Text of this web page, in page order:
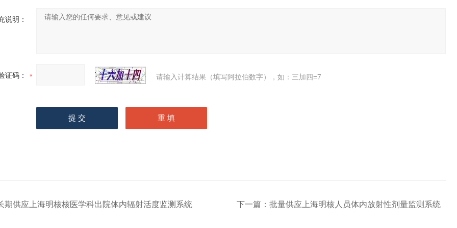
说明：
证码： 请输入计算结果（填写阿拉伯数字），如：三加四=7
期供应上海明核核医学科出院体内辐射活度监测系统 下一篇： 批量供应上海明核人员体内放射性剂量监测系统